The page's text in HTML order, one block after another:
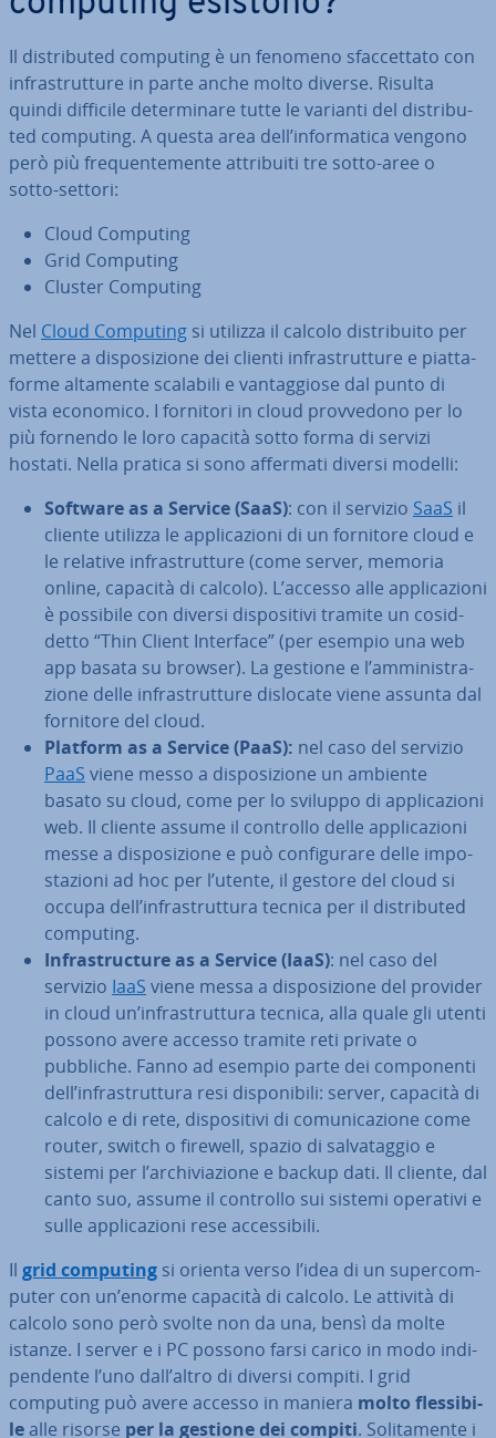
Il di­stri­bu­ted computing è un fenomeno sfac­cet­ta­to con
in­fra­strut­tu­re in parte anche molto diverse. Risulta
quindi difficile de­ter­mi­na­re tutte le varianti del di­stri­bu­
ted computing. A questa area dell’in­for­ma­ti­ca vengono
però più fre­quen­te­men­te at­tri­bui­ti tre sotto-aree o
sotto-settori:
Cloud Computing
Grid Computing
Cluster Computing
Nel Cloud Computing si utilizza il calcolo di­stri­bui­to per
mettere a di­spo­si­zio­ne dei clienti in­fra­strut­tu­re e piat­ta­
for­me altamente scalabili e van­tag­gio­se dal punto di
vista economico. I fornitori in cloud prov­ve­do­no per lo
più fornendo le loro capacità sotto forma di servizi
hostati. Nella pratica si sono affermati diversi modelli:
Software as a Service (SaaS): con il servizio SaaS il
cliente utilizza le ap­pli­ca­zio­ni di un fornitore cloud e
le relative in­fra­strut­tu­re (come server, memoria
online, capacità di calcolo). L’accesso alle ap­pli­ca­zio­ni
è possibile con diversi di­spo­si­ti­vi tramite un co­sid­
det­to “Thin Client Interface” (per esempio una web
app basata su browser). La gestione e l’am­mi­ni­stra­
zio­ne delle in­fra­strut­tu­re dislocate viene assunta dal
fornitore del cloud.
Platform as a Service(PaaS): nel caso del servizio
PaaS viene messo a di­spo­si­zio­ne un ambiente
basato su cloud, come per lo sviluppo di ap­pli­ca­zio­ni
web. Il cliente assume il controllo delle ap­pli­ca­zio­ni
messe a di­spo­si­zio­ne e può con­fi­gu­ra­re delle im­po­
sta­zio­ni ad hoc per l’utente, il gestore del cloud si
occupa dell’in­fra­strut­tu­ra tecnica per il di­stri­bu­ted
computing.
In­fra­struc­tu­re as a Service (IaaS): nel caso del
servizio IaaS viene messa a di­spo­si­zio­ne del provider
in cloud un’in­fra­strut­tu­ra tecnica, alla quale gli utenti
possono avere accesso tramite reti private o
pubbliche. Fanno ad esempio parte dei com­po­nen­ti
dell’in­fra­strut­tu­ra resi di­spo­ni­bi­li: server, capacità di
calcolo e di rete, di­spo­si­ti­vi di co­mu­ni­ca­zio­ne come
router, switch o firewell, spazio di sal­va­tag­gio e
sistemi per l’ar­chi­via­zio­ne e backup dati. Il cliente, dal
canto suo, assume il controllo sui sistemi operativi e
sulle ap­pli­ca­zio­ni rese ac­ces­si­bi­li.
Il grid computing si orienta verso l’idea di un su­per­com­
pu­ter con un’enorme capacità di calcolo. Le attività di
calcolo sono però svolte non da una, bensì da molte
istanze. I server e i PC possono farsi carico in modo in­di­
pen­den­te l’uno dall’altro di diversi compiti. I grid
computing può avere accesso in maniera molto fles­si­bi­
lealle risorse per la gestione dei compiti. So­li­ta­men­te i